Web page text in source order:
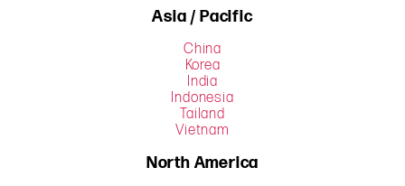
Asia / Pacific
China
Korea
India
Indonesia
Tailand
Vietnam
North America